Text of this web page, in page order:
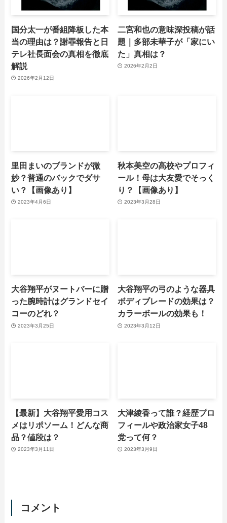
国分太一が番組降板した本
当の理由は？謝罪報告と日
テレ社長面会の真相を徹底
解説
2026年2月12日
二宮和也の意味深投稿が話
題｜多部未華子が「家にい
た」真相は？
2026年2月2日
里田まいのブランドが微
妙？普通のバックでダサ
い？【画像あり】
2023年4月6日
秋本美空の高校やプロフィ
ール！母は大友愛でそっく
り？【画像あり】
2023年3月28日
大谷翔平がヌートバーに贈
った腕時計はグランドセイ
コーのどれ？
2023年3月25日
大谷翔平の弓のような器具
ボディブレードの効果は？
カラーボールの効果も！
2023年3月12日
【最新】大谷翔平愛用コス
メはリポソーム！どんな商
品？値段は？
2023年3月11日
大津綾香って誰？経歴プロ
フィールや政治家女子48
党って何？
2023年3月9日
コメント